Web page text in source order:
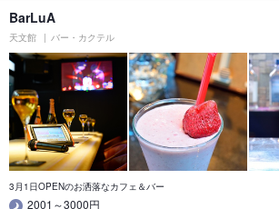
BarLuA
天文館 バー・カクテル
3月1日OPENのお洒落なカフェ＆バー
2001～3000円